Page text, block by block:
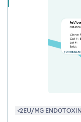
<2EU/MG ENDOTOXIN